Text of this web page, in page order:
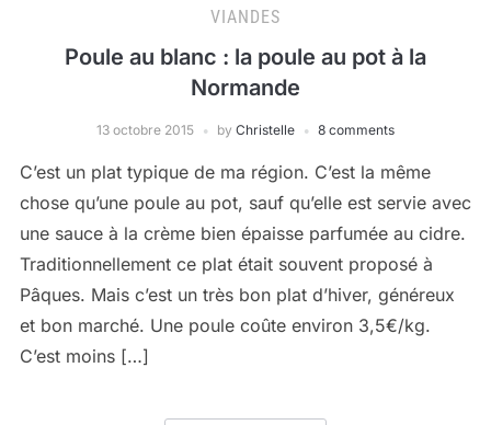
VIANDES
Poule au blanc : la poule au pot à la
Normande
13 octobre 2015 by Christelle 8 comments
C’est un plat typique de ma région. C’est la même
chose qu’une poule au pot, sauf qu’elle est servie avec
une sauce à la crème bien épaisse parfumée au cidre.
Traditionnellement ce plat était souvent proposé à
Pâques. Mais c’est un très bon plat d’hiver, généreux
et bon marché. Une poule coûte environ 3,5€/kg.
C’est moins […]